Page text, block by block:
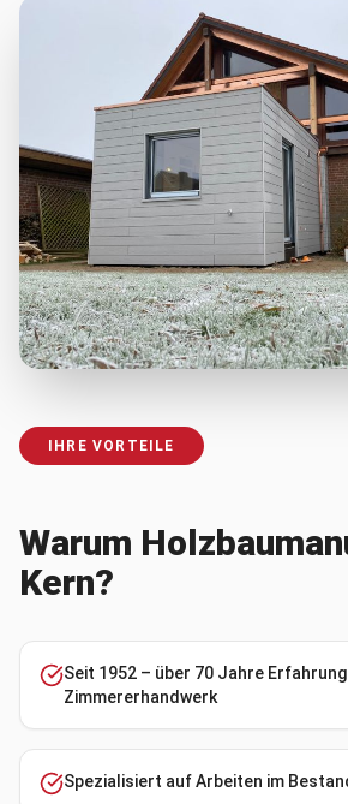
IHRE VORTEILE
Warum
Kern?
Seit 1952 – über 70 Jahre
Zimmererhandwerk
Spezialisiert auf Arbeiten im